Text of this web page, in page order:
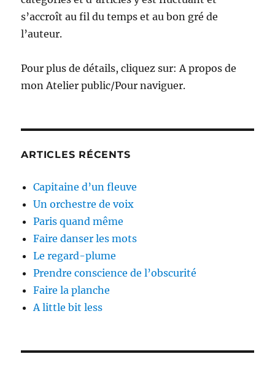
s’accroît au fil du temps et au bon gré de
l’auteur.
Pour plus de détails, cliquez sur: A propos de
mon Atelier public/Pour naviguer.
ARTICLES RÉCENTS
Capitaine d’un fleuve
Un orchestre de voix
Paris quand même
Faire danser les mots
Le regard-plume
Prendre conscience de l’obscurité
Faire la planche
A little bit less